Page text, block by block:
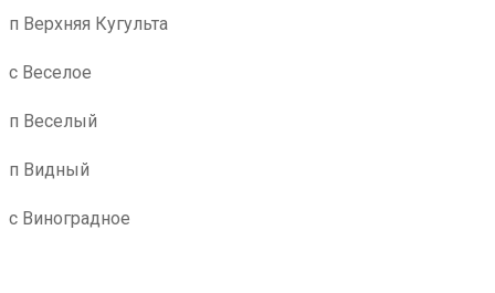
п Верхняя Кугульта
с Веселое
п Веселый
п Видный
с Виноградное